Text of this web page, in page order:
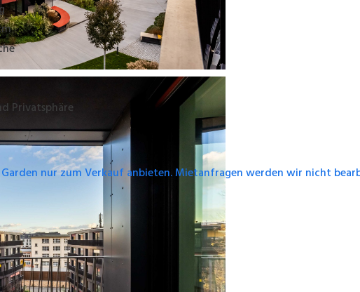
Privatsphäre
nur zum Verkauf anbieten. Mietanfragen werden wir nicht